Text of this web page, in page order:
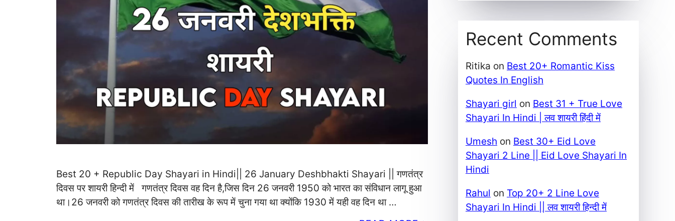
Best 20 + Republic Day Shayari in Hindi|| 26 January Deshbhakti Shayari || गणतंत्र
दिवस पर शायरी हिन्दी में गणतंत्र दिवस वह दिन है,जिस दिन 26 जनवरी 1950 को भारत का संविधान लागू हुआ
था।26 जनवरी को गणतंत्र दिवस की तारीख के रूप में चुना गया था क्योंकि 1930 में यही वह दिन था …
Recent Comments
Ritika on Best 20+ Romantic Kiss
Quotes In English
Shayari girl on Best 31 + True Love
Shayari In Hindi | लव शायरी हिंदी में
Umesh on Best 30+ Eid Love
Shayari 2 Line || Eid Love Shayari In
Hindi
Rahul on Top 20+ 2 Line Love
Shayari In Hindi || लव शायरी हिन्दी में